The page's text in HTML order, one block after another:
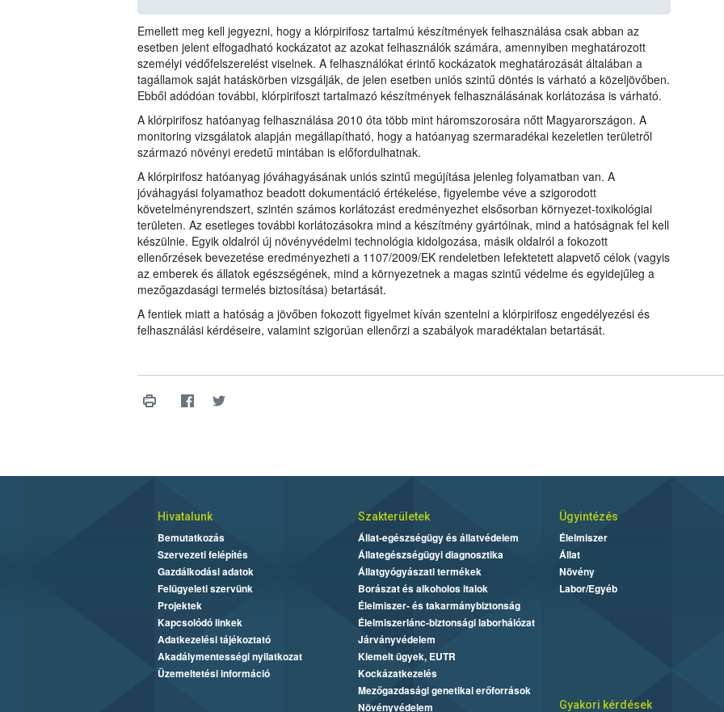
Emellett meg kell jegyezni, hogy a klórpirifosz tartalmú készítmények felhasználása csak abban az
esetben jelent elfogadható kockázatot az azokat felhasználók számára, amennyiben meghatározott
személyi védőfelszerelést viselnek. A felhasználókat érintő kockázatok meghatározását általában a
tagállamok saját hatáskörben vizsgálják, de jelen esetben uniós szintű döntés is várható a közeljövőben.
Ebből adódóan további, klórpirifoszt tartalmazó készítmények felhasználásának korlátozása is várható.
A klórpirifosz hatóanyag felhasználása 2010 óta több mint háromszorosára nőtt Magyarországon. A
monitoring vizsgálatok alapján megállapítható, hogy a hatóanyag szermaradékai kezeletlen területről
származó növényi eredetű mintában is előfordulhatnak.
A klórpirifosz hatóanyag jóváhagyásának uniós szintű megújítása jelenleg folyamatban van. A
jóváhagyási folyamathoz beadott dokumentáció értékelése, figyelembe véve a szigorodott
követelményrendszert, szintén számos korlátozást eredményezhet elsősorban környezet-toxikológiai
területen. Az esetleges további korlátozásokra mind a készítmény gyártóinak, mind a hatóságnak fel kell
készülnie. Egyik oldalról új növényvédelmi technológia kidolgozása, másik oldalról a fokozott
ellenőrzések bevezetése eredményezheti a 1107/2009/EK rendeletben lefektetett alapvető célok (vagyis
az emberek és állatok egészségének, mind a környezetnek a magas szintű védelme és egyidejűleg a
mezőgazdasági termelés biztosítása) betartását.
A fentiek miatt a hatóság a jövőben fokozott figyelmet kíván szentelni a klórpirifosz engedélyezési és
felhasználási kérdéseire, valamint szigorúan ellenőrzi a szabályok maradéktalan betartását.
Hivatalunk
Bemutatkozás
Szervezeti felépítés
Gazdálkodási adatok
Felügyeleti szervünk
Projektek
Kapcsolódó linkek
Adatkezelési tájékoztató
Akadálymentességi nyilatkozat
Üzemeltetési információ
Szakterületek
Állat-egészségügy és állatvédelem
Állategészségügyi diagnosztika
Állatgyógyászati termékek
Borászat és alkoholos italok
Élelmiszer- és takarmánybiztonság
Élelmiszerlánc-biztonsági laborhálózat
Járványvédelem
Kiemelt ügyek, EUTR
Kockázatkezelés
Mezőgazdasági genetikai erőforrások
Növényvédelem
Ügyintézés
Élelmiszer
Állat
Növény
Labor/Egyéb
Gyakori kérdések